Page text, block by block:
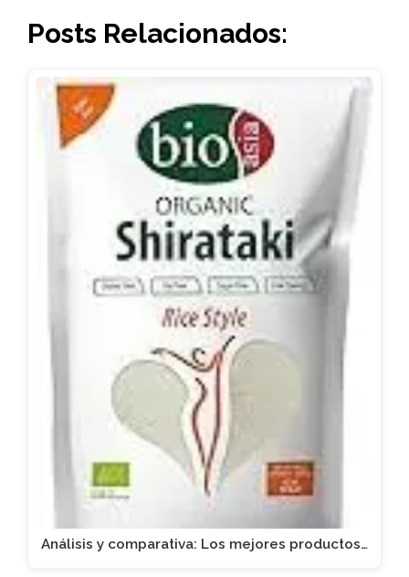
Posts Relacionados:
Análisis y comparativa: Los mejores productos…